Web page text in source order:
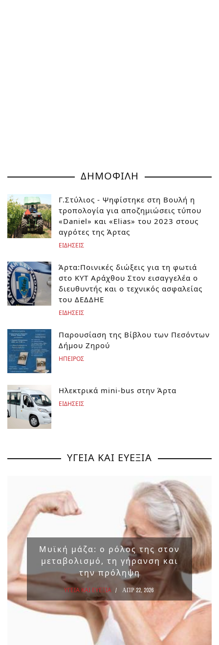
ΔΗΜΟΦΙΛΗ
Γ.Στύλιος - Ψηφίστηκε στη Βουλή η
τροπολογία για αποζημιώσεις τύπου
«Daniel» και «Elias» του 2023 στους
αγρότες της Άρτας
ΕΙΔΗΣΕΙΣ
Άρτα:Ποινικές διώξεις για τη φωτιά
στο ΚΥΤ Αράχθου Στον εισαγγελέα ο
διευθυντής και ο τεχνικός ασφαλείας
του ΔΕΔΔΗΕ
ΕΙΔΗΣΕΙΣ
Παρουσίαση της Βίβλου των Πεσόντων
Δήμου Ζηρού
ΗΠΕΙΡΟΣ
Ηλεκτρικά mini-bus στην Άρτα
ΕΙΔΗΣΕΙΣ
ΥΓΕΙΑ ΚΑΙ ΕΥΕΞΙΑ
Μυϊκή μάζα: ο ρόλος της στον
μεταβολισμό, τη γήρανση και
την πρόληψη
ΥΓΕΙΑ ΚΑΙ ΕΥΕΞΙΑ ΑΠΡ 22, 2026